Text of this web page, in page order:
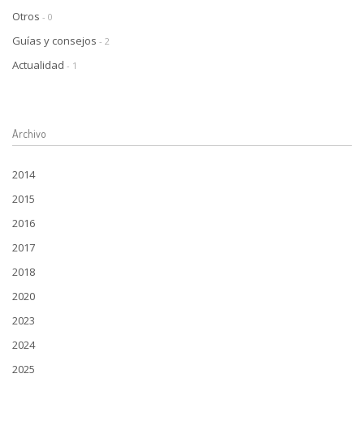
Otros - 0
Guías y consejos - 2
Actualidad - 1
Archivo
2014
2015
2016
2017
2018
2020
2023
2024
2025